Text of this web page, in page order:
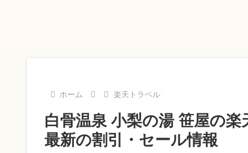
ホーム 楽天トラベル
白骨温泉 小梨の湯 笹屋の
最新の割引・セール情報